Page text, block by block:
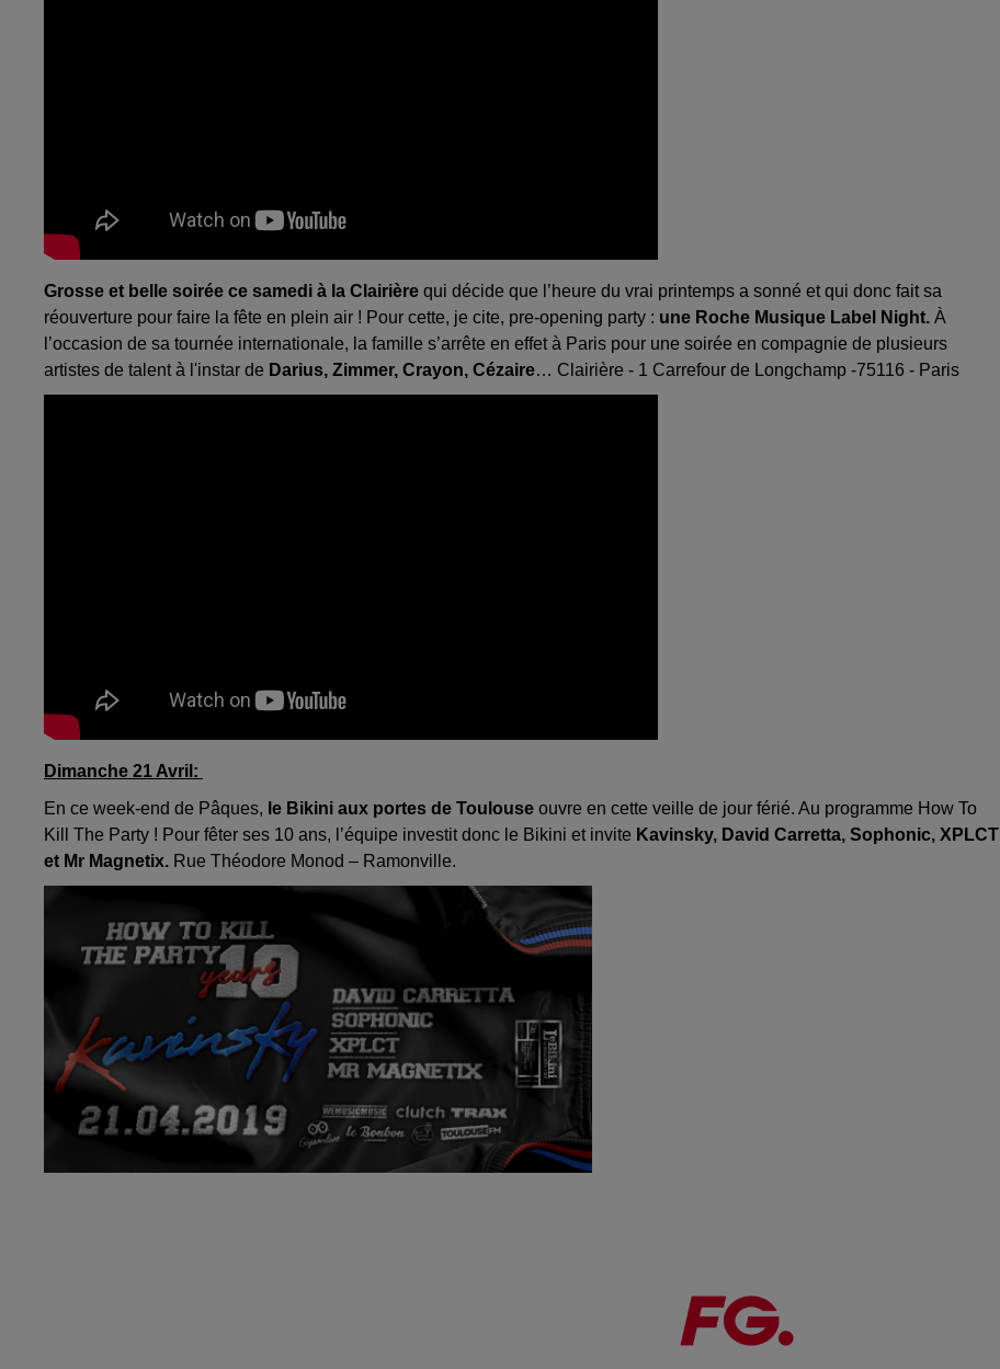
Grosse et belle soirée ce samedi à la Clairière qui décide que l’heure du vrai printemps a sonné et qui donc fait sa
réouverture pour faire la fête en plein air ! Pour cette, je cite, pre-opening party : une Roche Musique Label Night. À
l’occasion de sa tournée internationale, la famille s’arrête en effet à Paris pour une soirée en compagnie de plusieurs
artistes de talent à l'instar de Darius, Zimmer, Crayon, Cézaire… Clairière - 1 Carrefour de Longchamp -75116 - Paris
Dimanche 21 Avril:
En ce week-end de Pâques, le Bikini aux portes de Toulouse ouvre en cette veille de jour férié. Au programme How To
Kill The Party ! Pour fêter ses 10 ans, l’équipe investit donc le Bikini et invite Kavinsky, David Carretta, Sophonic, XPLCT
et Mr Magnetix. Rue Théodore Monod – Ramonville.